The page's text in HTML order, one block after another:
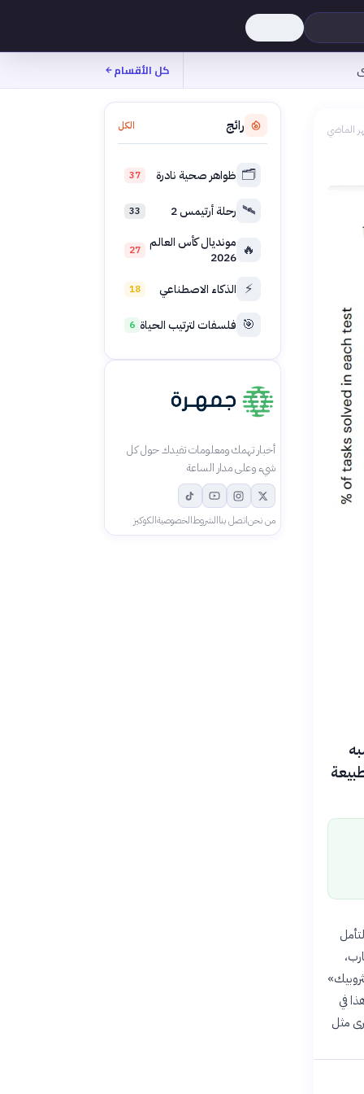
كل الأقسام
الماضي
تحاكي التأمل
في
مثل
رائج الكل
🗂️ ظواهر صحية نادرة 37
🛰️ رحلة أرتيمس 2 33
🔥 مونديال كأس العالم
2026
27
⚡ الذكاء الاصطناعي 18
🎯 فلسفات لترتيب الحياة 6
أخبار تهمك ومعلومات تفيدك حول كل
شيء وعلى مدار الساعة
من نحناتصل بناالشروطالخصوصيةالكوكيز